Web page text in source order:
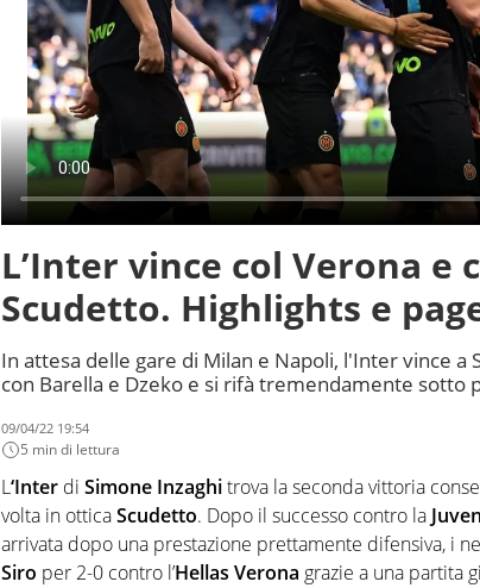
L’Inter vince col Verona e
Scudetto. Highlights e
In attesa delle gare di Milan e Napoli, l'Inter vince a
con Barella e Dzeko e si rifà tremendamente sotto
09/04/22 19:54
5 min di lettura
L‘Inter di Simone Inzaghitrova la seconda vittoria
volta in otticaScudetto. Dopo il successo contro la
arrivata dopo una prestazione prettamente difensiva, i
Siro per 2-0 contro l’Hellas Verona grazie a una partita